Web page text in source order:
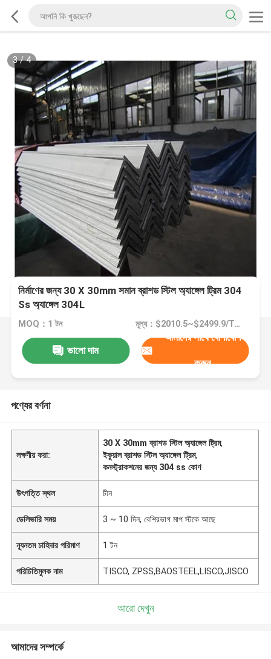
3/4
নির্মাণের জন্য 30 X 30mm সমান ব্রাশড স্টিল অ্যাঙ্গেল ট্রিম 304
Ss অ্যাঙ্গেল 304L
MOQ：1 টন মূল্য：$2010.5~$2499.9/Ton
ভালো দাম
আমাদের সাথে যোগাযোগ
করুন
পণ্যের বর্ণনা
লক্ষণীয় করা:
30 X 30mm ব্রাশড স্টিল অ্যাঙ্গেল ট্রিম,
ইকুয়াল ব্রাশড স্টিল অ্যাঙ্গেল ট্রিম,
কনস্ট্রাকশনের জন্য 304 ss কোণ
উৎপত্তি স্থল চীন
ডেলিভারি সময় 3 ~ 10 দিন, বেশিরভাগ মাপ স্টকে আছে
ন্যূনতম চাহিদার পরিমাণ 1 টন
পরিচিতিমুলক নাম TISCO, ZPSS,BAOSTEEL,LISCO,JISCO
আরো দেখুন
আমাদের সম্পর্কে